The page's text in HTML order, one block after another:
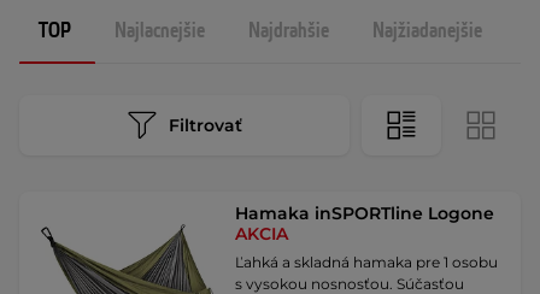
TOP Najlacnejšie Najdrahšie Najžiadanejšie
Filtrovať
Hamaka inSPORTline Logone
AKCIA
Ľahká a skladná hamaka pre 1 osobu
s vysokou nosnosťou. Súčasťou